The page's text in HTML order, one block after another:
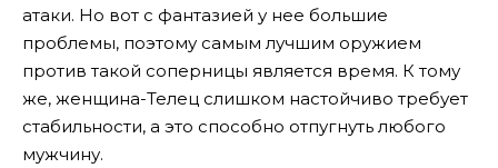
атаки. Но вот с фантазией у нее большие
проблемы, поэтому самым лучшим оружием
против такой соперницы является время. К тому
же, женщина-Телец слишком настойчиво требует
стабильности, а это способно отпугнуть любого
мужчину.